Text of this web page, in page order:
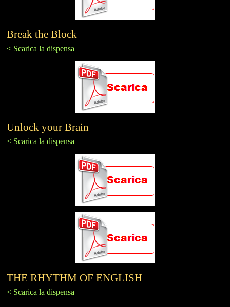
Break the Block
< Scarica la dispensa
Unlock your Brain
< Scarica la dispensa
THE RHYTHM OF ENGLISH
< Scarica la dispensa